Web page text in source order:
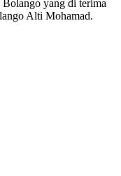
yang di terima
Alti Mohamad.